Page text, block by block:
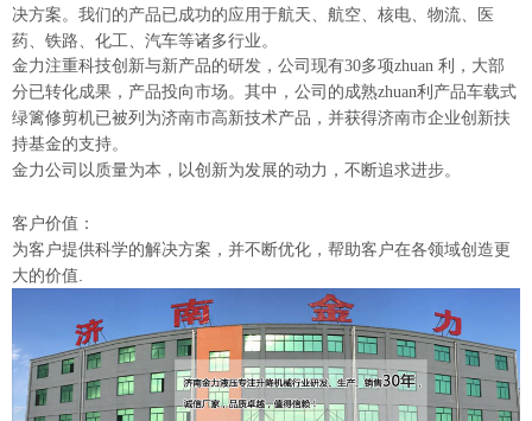
决方案。我们的产品已成功的应用于航天、航空、核电、物流、医
药、铁路、化工、汽车等诸多行业。
金力注重科技创新与新产品的研发，公司现有30多项zhuan 利，大部
分已转化成果，产品投向市场。其中，公司的成熟zhuan利产品车载式
绿篱修剪机已被列为济南市高新技术产品，并获得济南市企业创新扶
持基金的支持。
金力公司以质量为本，以创新为发展的动力，不断追求进步。
客户价值：
为客户提供科学的解决方案，并不断优化，帮助客户在各领域创造更
大的价值.